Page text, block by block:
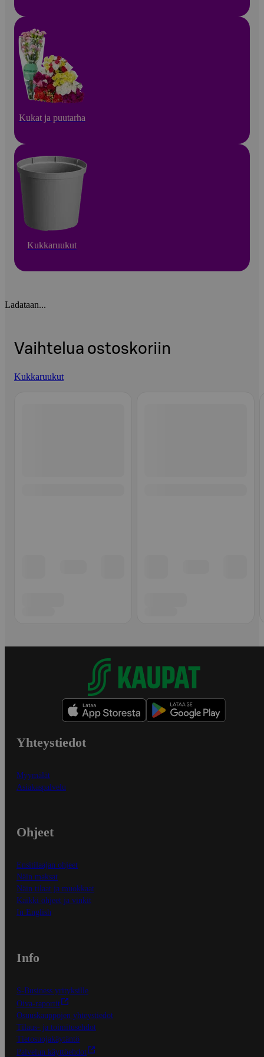
Kukat ja puutarha
Kukkaruukut
Ladataan...
Vaihtelua ostoskoriin
Kukkaruukut
Yhteystiedot
Myymälät
Asiakaspalvelu
Ohjeet
Ensitilaajan ohjeet
Näin maksat
Näin tilaat ja muokkaat
Kaikki ohjeet ja vinkit
In English
Info
S-Business yrityksille
Oiva-raportit
Osuuskauppojen yhteystiedot
Tilaus- ja toimitusehdot
Tietosuojakäytäntö
Palvelun käyttöehdot